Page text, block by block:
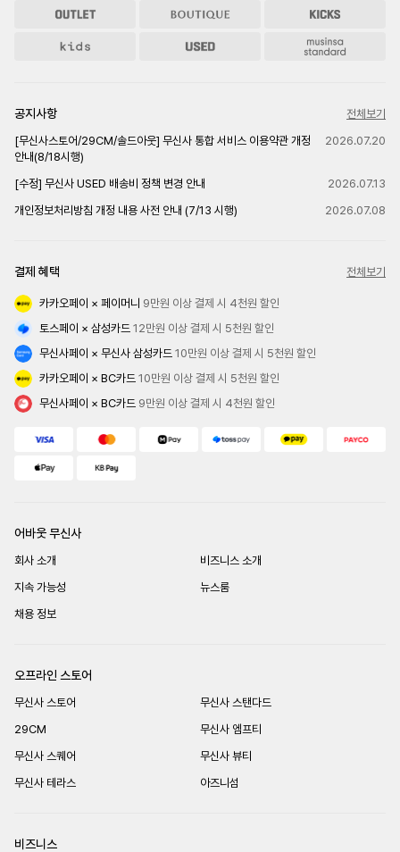
공지사항
전체보기
[무신사스토어/29CM/솔드아웃] 무신사 통합 서비스 이용약관 개정
안내(8/18시행)
2026.07.20
[수정] 무신사 USED 배송비 정책 변경 안내
2026.07.13
개인정보처리방침 개정 내용 사전 안내 (7/13 시행)
2026.07.08
결제 혜택 전체보기
카카오페이 × 페이머니 9만원 이상 결제 시 4천원 할인
토스페이 × 삼성카드 12만원 이상 결제 시 5천원 할인
무신사페이 × 무신사 삼성카드 10만원 이상 결제 시 5천원 할인
카카오페이 × BC카드 10만원 이상 결제 시 5천원 할인
무신사페이 × BC카드 9만원 이상 결제 시 4천원 할인
어바웃 무신사
회사 소개
비즈니스 소개
지속 가능성
뉴스룸
채용 정보
오프라인 스토어
무신사 스토어
무신사 스탠다드
29CM
무신사 엠프티
무신사 스퀘어
무신사 뷰티
무신사 테라스
아즈니섬
비즈니스